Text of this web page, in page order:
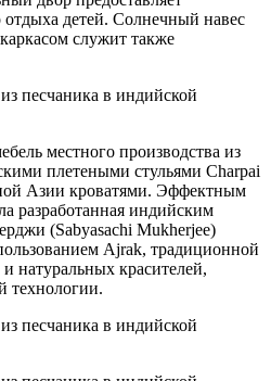
отдыха детей. Солнечный навес
служит также
местного производства из
плетеными стульями Charpai
Азии кроватями. Эффектным
разработанная индийским
(Sabyasachi Mukherjee)
Ajrak, традиционной
натуральных красителей,
технологии.